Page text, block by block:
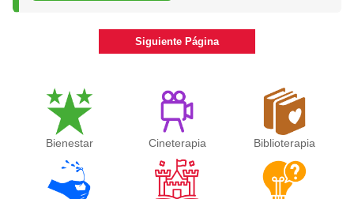
Siguiente Página
Bienestar Cineterapia Biblioterapia